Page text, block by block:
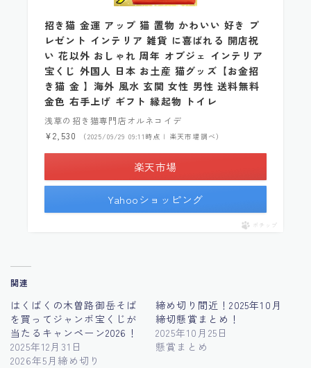
招き猫 金運 アップ 猫 置物 かわいい 好き プ
レゼント インテリア 雑貨 に喜ばれる 開店祝
い 花以外 おしゃれ 周年 オブジェ インテリア
宝くじ 外国人 日本 お土産 猫グッズ【お金招
き猫 金 】海外 風水 玄関 女性 男性 送料無料
金色 右手上げ ギフト 縁起物 トイレ
浅草の招き猫専門店オルネコイデ
¥2,530
（2025/09/29 09:11時点 | 楽天市場調べ）
楽天市場
Yahooショッピング
ポチップ
関連
はくばくの木曽路御岳そば
を買ってジャンボ宝くじが
当たるキャンペーン2026！
2025年12月31日
2026年5月締め切り
締め切り間近！2025年10月
締切懸賞まとめ！
2025年10月25日
懸賞まとめ